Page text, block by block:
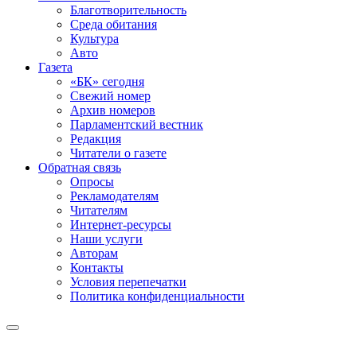
Благотворительность
Среда обитания
Культура
Авто
Газета
«БК» сегодня
Свежий номер
Архив номеров
Парламентский вестник
Редакция
Читатели о газете
Обратная связь
Опросы
Рекламодателям
Читателям
Интернет-ресурсы
Наши услуги
Авторам
Контакты
Условия перепечатки
Политика конфиденциальности